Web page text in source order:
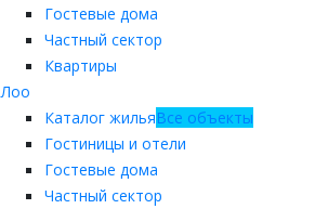
Гостевые дома
Частный сектор
Квартиры
Лоо
Каталог жильяВсе объекты
Гостиницы и отели
Гостевые дома
Частный сектор